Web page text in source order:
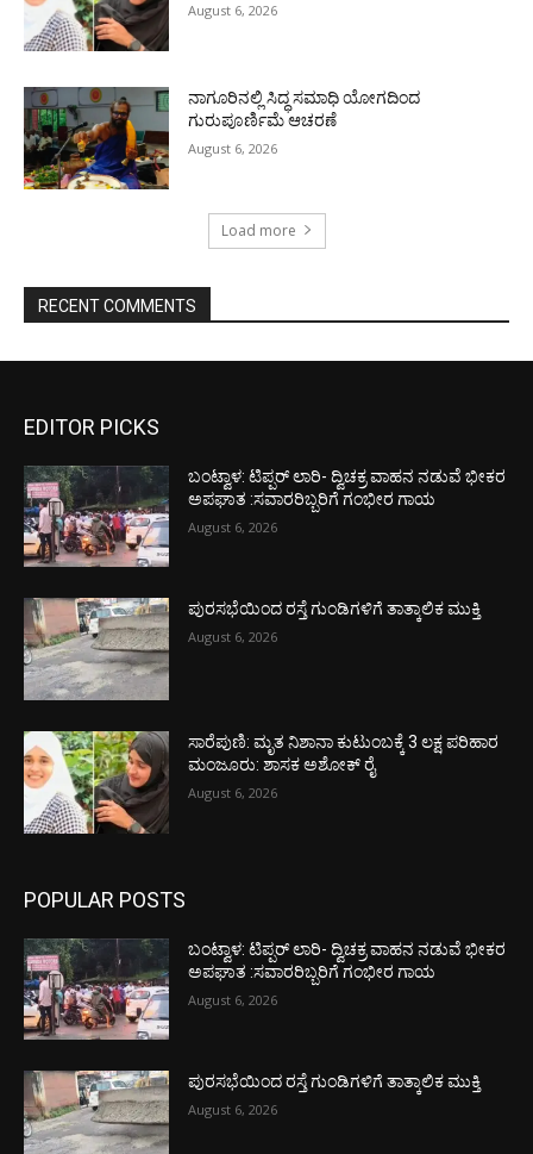
August 6, 2026
ನಾಗೂರಿನಲ್ಲಿ ಸಿದ್ಧ ಸಮಾಧಿ ಯೋಗದಿಂದ
ಗುರುಪೂರ್ಣಿಮೆ ಆಚರಣೆ
August 6, 2026
Load more
RECENT COMMENTS
EDITOR PICKS
ಬಂಟ್ವಾಳ: ಟಿಪ್ಪರ್ ಲಾರಿ- ದ್ವಿಚಕ್ರ ವಾಹನ ನಡುವೆ ಭೀಕರ
ಅಪಘಾತ :ಸವಾರರಿಬ್ಬರಿಗೆ ಗಂಭೀರ ಗಾಯ
August 6, 2026
ಪುರಸಭೆಯಿಂದ ರಸ್ತೆ ಗುಂಡಿಗಳಿಗೆ ತಾತ್ಕಾಲಿಕ ಮುಕ್ತಿ
August 6, 2026
ಸಾರೆಪುಣಿ: ಮೃತ ನಿಶಾನಾ ಕುಟುಂಬಕ್ಕೆ 3 ಲಕ್ಷ ಪರಿಹಾರ
ಮಂಜೂರು: ಶಾಸಕ ಅಶೋಕ್ ರೈ
August 6, 2026
POPULAR POSTS
ಬಂಟ್ವಾಳ: ಟಿಪ್ಪರ್ ಲಾರಿ- ದ್ವಿಚಕ್ರ ವಾಹನ ನಡುವೆ ಭೀಕರ
ಅಪಘಾತ :ಸವಾರರಿಬ್ಬರಿಗೆ ಗಂಭೀರ ಗಾಯ
August 6, 2026
ಪುರಸಭೆಯಿಂದ ರಸ್ತೆ ಗುಂಡಿಗಳಿಗೆ ತಾತ್ಕಾಲಿಕ ಮುಕ್ತಿ
August 6, 2026